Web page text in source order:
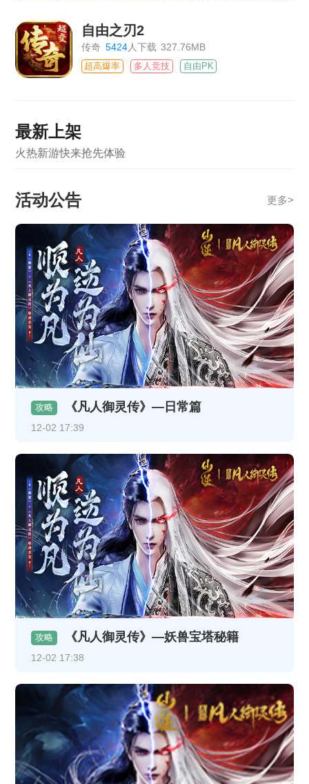
自由之刃2
传奇 5424人下载 327.76MB
超高爆率 多人竞技 自由PK
最新上架
火热新游快来抢先体验
活动公告 更多>
攻略 《凡人御灵传》—日常篇
12-02 17:39
攻略 《凡人御灵传》—妖兽宝塔秘籍
12-02 17:38